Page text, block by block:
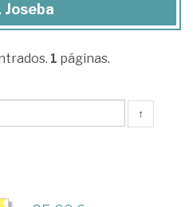
Joseba
1 páginas.
↑